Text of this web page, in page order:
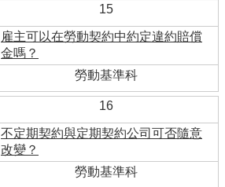
15
雇主可以在勞動契約中約定違約賠償
金嗎？
勞動基準科
16
不定期契約與定期契約公司可否隨意
改變？
勞動基準科